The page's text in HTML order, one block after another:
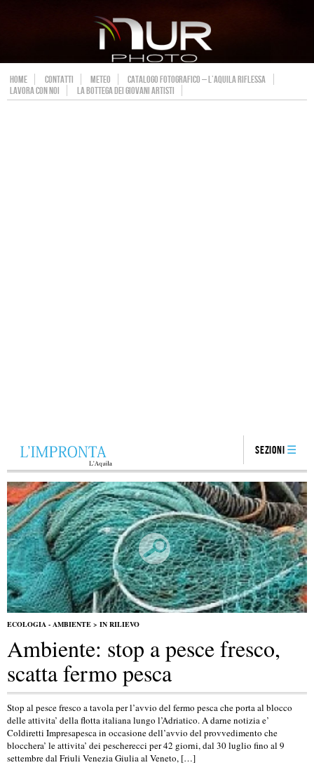
HOME CONTATTI METEO
CATALOGO FOTOGRAFICO – L’AQUILA RIFLESSA
LAVORA CON NOI
LA BOTTEGA DEI GIOVANI ARTISTI
Sezioni
ECOLOGIA - AMBIENTE > IN RILIEVO
Ambiente: stop a pesce fresco,
scatta fermo pesca
Stop al pesce fresco a tavola per l’avvio del fermo pesca che porta al blocco
delle attivita’ della flotta italiana lungo l’Adriatico. A darne notizia e’
Coldiretti Impresapesca in occasione dell’avvio del provvedimento che
blocchera’ le attivita’ dei pescherecci per 42 giorni, dal 30 luglio fino al 9
settembre dal Friuli Venezia Giulia al Veneto, […]